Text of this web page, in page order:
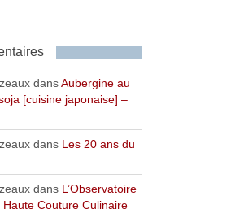
dansAubergine au
[cuisine japonaise] –
dans Les 20 ans du
dans L’Observatoire
Couture Culinaire